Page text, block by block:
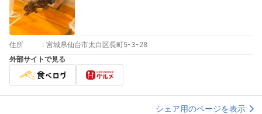
住所 : 宮城県仙台市太白区長町5-3-28
外部サイトで見る
シェア用のページを表示